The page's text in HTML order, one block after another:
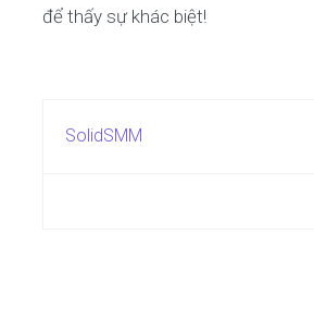
để thấy sự khác biệt!
SolidSMM